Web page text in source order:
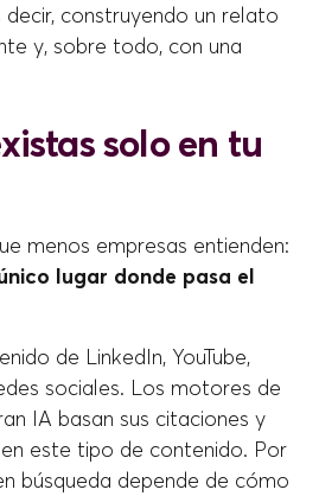
decir, construyendo un relato
y, sobre todo, con una
solo en tu
menos empresas entienden:
lugar donde pasa el
de LinkedIn, YouTube,
sociales. Los motores de
IA basan sus citaciones y
este tipo de contenido. Por
búsqueda depende de cómo